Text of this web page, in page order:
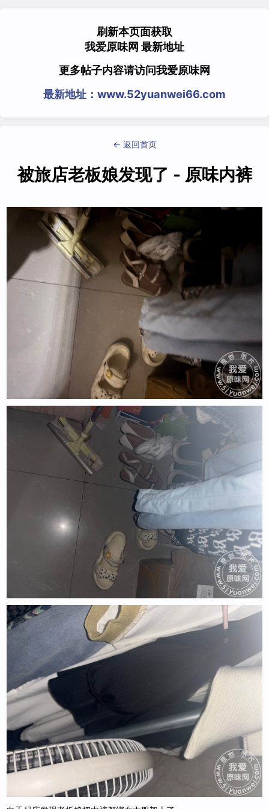
刷新本页面获取
我爱原味网 最新地址
更多帖子内容请访问我爱原味网
最新地址：www.52yuanwei66.com
← 返回首页
被旅店老板娘发现了 - 原味内裤